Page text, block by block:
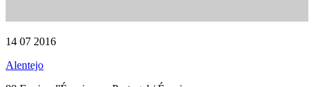
14 07 2016
Alentejo